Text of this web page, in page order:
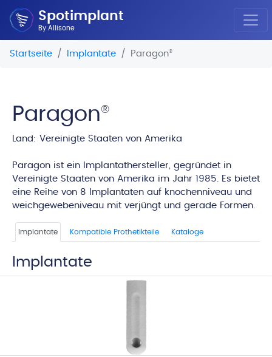
Spotimplant
By Allisone
Startseite Implantate Paragon®
Paragon®
Land: Vereinigte Staaten von Amerika
Paragon ist ein Implantathersteller, gegründet in
Vereinigte Staaten von Amerika im Jahr 1985. Es bietet
eine Reihe von 8 Implantaten auf knochenniveau und
weichgewebeniveau mit verjüngt und gerade Formen.
Implantate Kompatible Prothetikteile Kataloge
Implantate